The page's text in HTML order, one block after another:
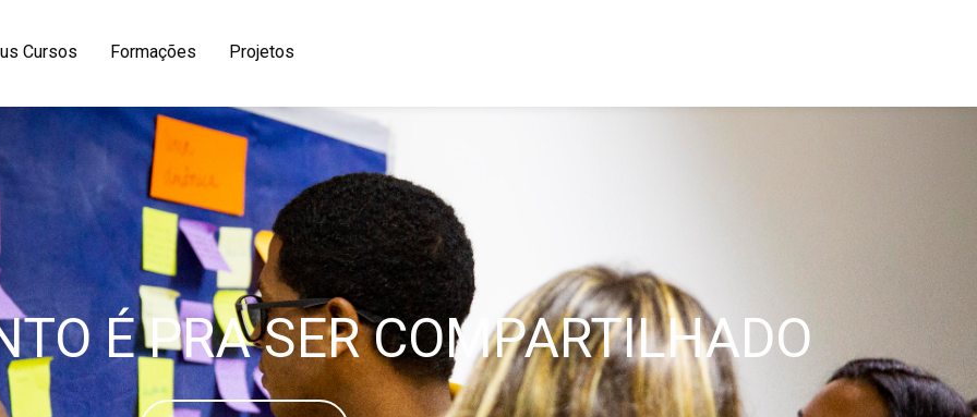
Cursos Formações Projetos
É PRA SER COMPARTILHADO